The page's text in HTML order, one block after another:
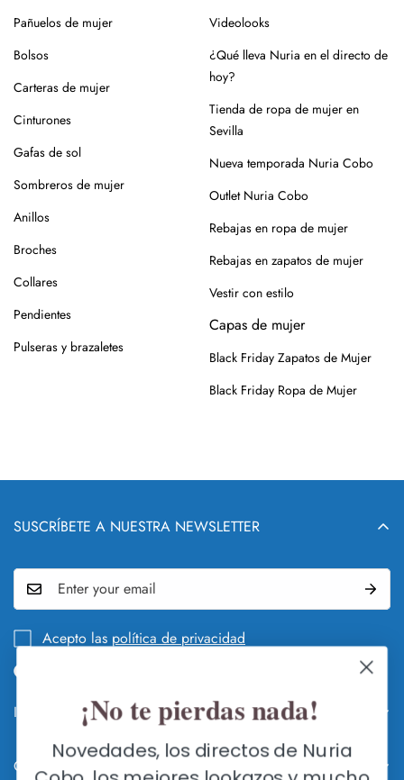
suciedad, limpiar con un paño ligeramente húmedo y
productos específicos para calzado de piel. Guarda en
lugar seco y con forma (relleno de papel o con horma),
alejados de fuentes de calor.
Para los modelos de yute, evita mojar la suela. En caso de
roce, usa un cepillo suave en seco.
Siempre es mejor guardarlos en su caja o funda de tela,
para que se conserven como el primer día.
Si tienes alguna duda, puedes consultarnos.
Pañuelos de mujer
Bolsos
Carteras de mujer
Cinturones
Gafas de sol
Sombreros de mujer
Anillos
Broches
Collares
Pendientes
Pulseras y brazaletes
Videolooks
¿Qué lleva Nuria en el directo de
hoy?
Tienda de ropa de mujer en
Sevilla
Nueva temporada Nuria Cobo
Outlet Nuria Cobo
Rebajas en ropa de mujer
Rebajas en zapatos de mujer
Vestir con estilo
Capas de mujer
Black Friday Zapatos de Mujer
Black Friday Ropa de Mujer
SUSCRÍBETE A NUESTRA NEWSLETTER
Acepto las política de privacidad
Info legal y DEVOLUCIONES
QUIÉN Y QUÉ ES NURIA COBO
Contacte con nosotros
¡No te pierdas nada!
Novedades, los directos de Nuria